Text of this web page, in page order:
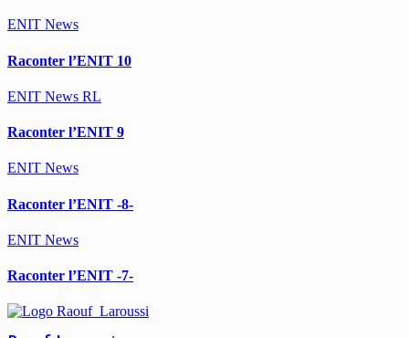
ENIT News
Raconter l’ENIT 10
ENIT News RL
Raconter l’ENIT 9
ENIT News
Raconter l’ENIT -8-
ENIT News
Raconter l’ENIT -7-